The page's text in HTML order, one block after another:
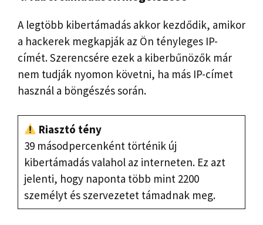
A legtöbb kibertámadás akkor kezdődik, amikor
a hackerek megkapják az Ön tényleges IP-
címét. Szerencsére ezek a kiberbűnözők már
nem tudják nyomon követni, ha más IP-címet
használ a böngészés során.
Riasztó tény
39 másodpercenként történik új
kibertámadás valahol az interneten. Ez azt
jelenti, hogy naponta több mint 2200
személyt és szervezetet támadnak meg.